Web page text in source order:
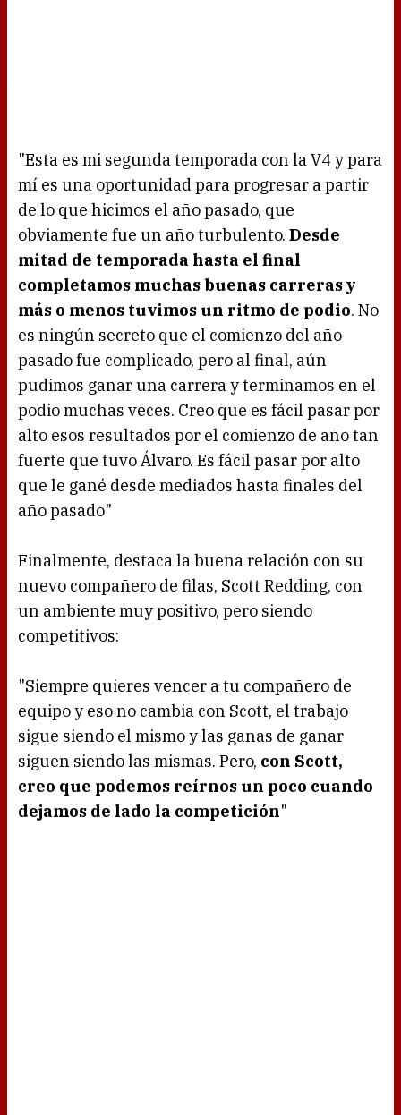
"Esta es mi segunda temporada con la V4 y para
mí es una oportunidad para progresar a partir
de lo que hicimos el año pasado, que
obviamente fue un año turbulento. Desde
mitad de temporada hasta el final
completamos muchas buenas carreras y
más o menos tuvimos un ritmo de podio. No
es ningún secreto que el comienzo del año
pasado fue complicado, pero al final, aún
pudimos ganar una carrera y terminamos en el
podio muchas veces. Creo que es fácil pasar por
alto esos resultados por el comienzo de año tan
fuerte que tuvo Álvaro. Es fácil pasar por alto
que le gané desde mediados hasta finales del
año pasado"
Finalmente, destaca la buena relación con su
nuevo compañero de filas, Scott Redding, con
un ambiente muy positivo, pero siendo
competitivos:
"Siempre quieres vencer a tu compañero de
equipo y eso no cambia con Scott, el trabajo
sigue siendo el mismo y las ganas de ganar
siguen siendo las mismas. Pero, con Scott,
creo que podemos reírnos un poco cuando
dejamos de lado la competición"